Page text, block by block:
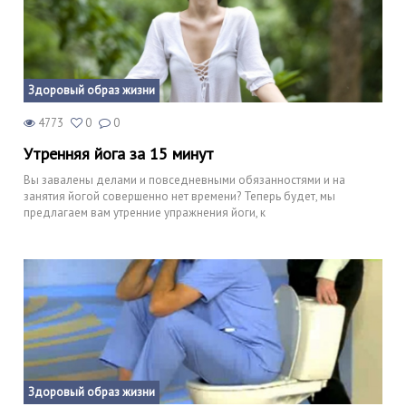
Здоровый образ жизни
4773 0 0
Утренняя йога за 15 минут
Вы завалены делами и повседневными обязанностями и на
занятия йогой совершенно нет времени? Теперь будет, мы
предлагаем вам утренние упражнения йоги, к
Здоровый образ жизни